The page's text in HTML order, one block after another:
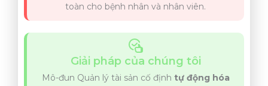
toàn cho bệnh nhân và nhân viên.
Giải pháp của chúng tôi
Mô-đun Quản lý tài sản cố định tự động hóa